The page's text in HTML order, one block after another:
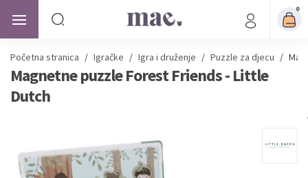
0
Početna stranica / Igračke / Igra i druženje / Puzzle za djecu /
Magnetne puzzle Forest Friends - Little
Dutch